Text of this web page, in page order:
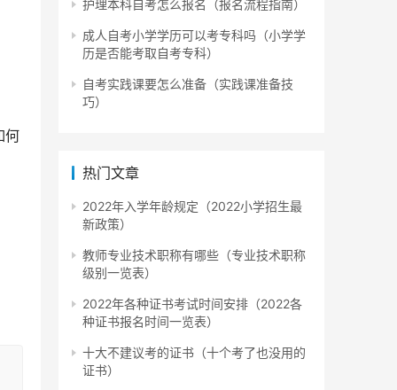
何
护理本科自考怎么报名（报名流程指南）
成人自考小学学历可以考专科吗（小学学
历是否能考取自考专科）
自考实践课要怎么准备（实践课准备技
巧）
热门文章
2022年入学年龄规定（2022小学招生最
新政策）
教师专业技术职称有哪些（专业技术职称
级别一览表）
2022年各种证书考试时间安排（2022各
种证书报名时间一览表）
十大不建议考的证书（十个考了也没用的
证书）